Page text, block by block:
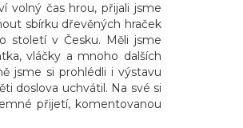
volný čas hrou, přijali jsme
sbírku dřevěných hraček
století v Česku. Měli jsme
vláčky a mnoho dalších
jsme si prohlédli i výstavu
doslova uchvátil. Na své si
přijetí, komentovanou